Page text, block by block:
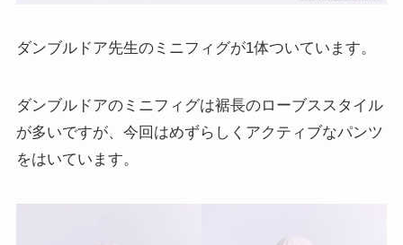
ダンブルドア先生のミニフィグが1体ついています。
ダンブルドアのミニフィグは裾長のローブススタイル
が多いですが、今回はめずらしくアクティブなパンツ
をはいています。